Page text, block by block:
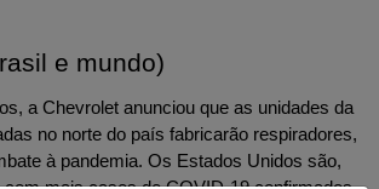
e mundo)
a Chevrolet anunciou que as unidades da
no norte do país fabricarão respiradores,
à pandemia. Os Estados Unidos são,